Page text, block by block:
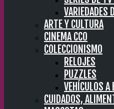
VARIEDADES
ARTE Y CULTURA
CINEMA CC0
COLECCIONISMO
RELOJES
PUZZLES
VEHÍCULOS A
CUIDADOS,